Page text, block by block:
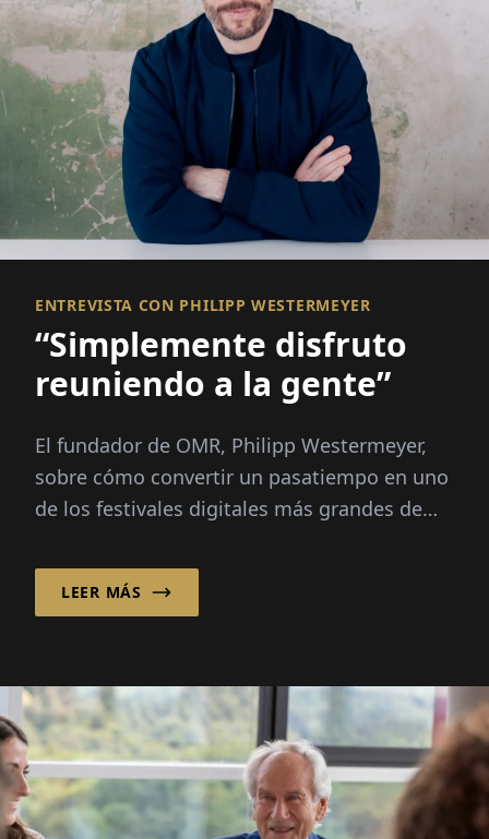
ENTREVISTA CON PHILIPP WESTERMEYER
“Simplemente disfruto
reuniendo a la gente”
El fundador de OMR, Philipp Westermeyer,
sobre cómo convertir un pasatiempo en uno
de los festivales digitales más grandes de
guía, sin un gran plan.
LEER MÁS